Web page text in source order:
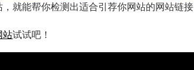
就能帮你检测出适合引荐你网站的网站链接
站试试吧！